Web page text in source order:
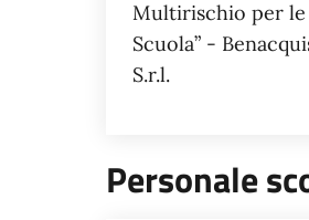
Multirischio per le
Scuola” -
S.r.l.
Personale